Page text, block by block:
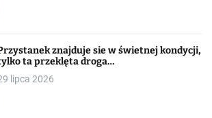
znajduje sie w świetnej kondycji,
ta przeklęta droga…
lipca 2026